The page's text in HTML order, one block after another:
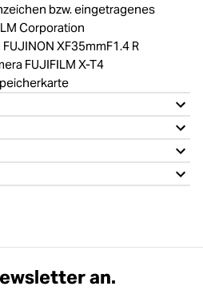
bzw. eingetragenes
Corporation
XF35mmF1.4 R
FUJIFILM X-T4
an.